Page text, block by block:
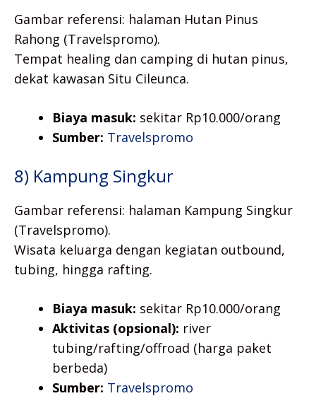
Gambar referensi: halaman Hutan Pinus
Rahong (Travelspromo).
Tempat healing dan camping di hutan pinus,
dekat kawasan Situ Cileunca.
Biaya masuk: sekitar Rp10.000/orang
Sumber: Travelspromo
8) Kampung Singkur
Gambar referensi: halaman Kampung Singkur
(Travelspromo).
Wisata keluarga dengan kegiatan outbound,
tubing, hingga rafting.
Biaya masuk: sekitar Rp10.000/orang
Aktivitas (opsional): river
tubing/rafting/offroad (harga paket
berbeda)
Sumber: Travelspromo